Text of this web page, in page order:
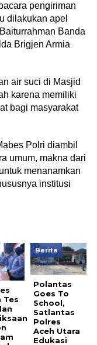
pengiriman
dilakukan apel
Banda
Brigjen Armia
air suci di Masjid
karena memiliki
bagi masyarakat
Polri diambil
umum, makna dari
menanamkan
institusi
Tes
Berita
Polantas
Goes To
School,
Satlantas
Polres
Aceh Utara
Edukasi